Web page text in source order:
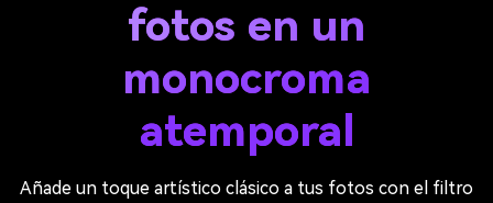
fotos en un
monocroma
atemporal
Añade un toque artístico clásico a tus fotos con el filtro